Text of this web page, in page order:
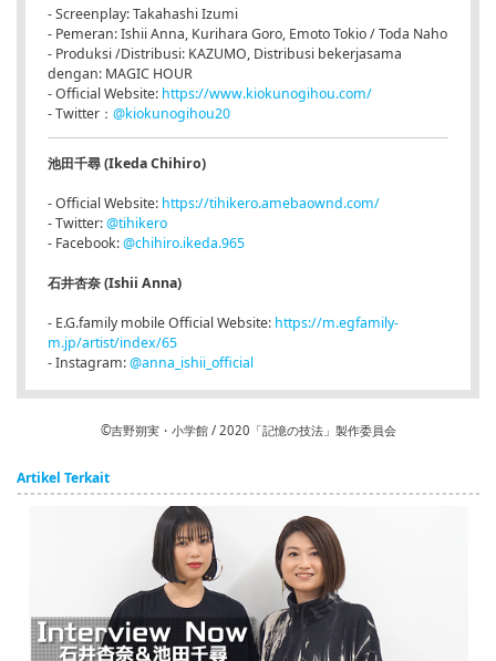
- Screenplay: Takahashi Izumi
- Pemeran: Ishii Anna, Kurihara Goro, Emoto Tokio / Toda Naho
- Produksi /Distribusi: KAZUMO, Distribusi bekerjasama
dengan: MAGIC HOUR
- Official Website: https://www.kiokunogihou.com/
- Twitter： @kiokunogihou20
池田千尋 (Ikeda Chihiro)
- Official Website: https://tihikero.amebaownd.com/
- Twitter:@tihikero
- Facebook:@chihiro.ikeda.965
石井杏奈 (Ishii Anna)
- E.G.family mobile Official Website: https://m.egfamily-
m.jp/artist/index/65
- Instagram:@anna_ishii_official
©吉野朔実・小学館 / 2020「記憶の技法」製作委員会
Artikel Terkait